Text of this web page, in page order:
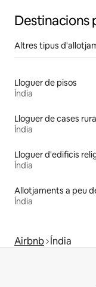
Destinacions
Altres tipus
Lloguer de pisos
Índia
Lloguer de cases
Índia
Lloguer d'edificis
Índia
Allotjaments a peu
Índia
Airbnb Índia